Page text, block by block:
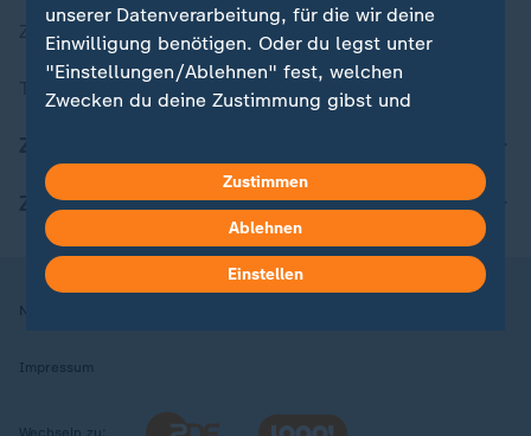
ZDFheute Stories
Themen im Überblick
ZDFheute Apps
Nutzungsbedingungen
Impressum
Wechseln zu:
unserer Datenverarbeitung, für die wir deine
Einwilligung benötigen. Oder du legst unter
"Einstellungen/Ablehnen" fest, welchen
Zwecken du deine Zustimmung gibst und
in deinen Einstellungen widerrufen oder ändern.
Hier findest du das Impressum.
Weitere Informationen findest du in unserer
Datenschutzerklärung.
Zustimmen
Ablehnen
Einstellen